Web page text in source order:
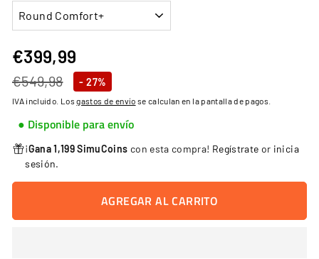
Precio
habitual
€549,98€549,98
Precio
de
oferta
€399,99
- 27%
IVA incluido. Losgastos de envío se calculan en la pantalla de pagos.
● Disponible para envío
¡Gana 1,199 SimuCoins con esta compra! Regístrate or inicia
sesión.
AGREGAR AL CARRITO